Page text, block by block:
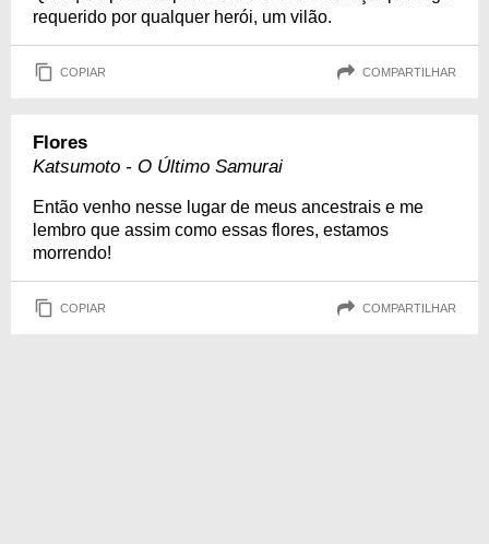
requerido por qualquer herói, um vilão.
COPIAR COMPARTILHAR
Flores
Katsumoto - O Último Samurai
Então venho nesse lugar de meus ancestrais e me
lembro que assim como essas flores, estamos
morrendo!
COPIAR COMPARTILHAR